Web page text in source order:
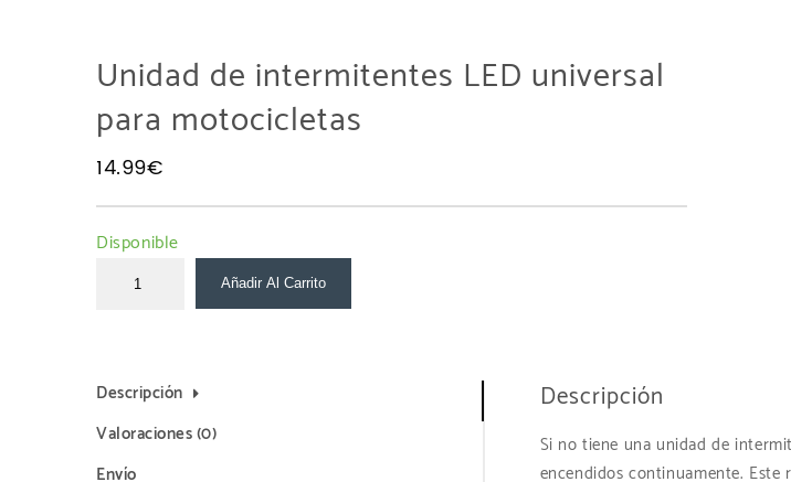
Unidad de intermitentes LED universal
para motocicletas
14.99€
Disponible
Añadir Al Carrito
Descripción
Valoraciones (0)
Envío
Descripción
Si no tiene una unidad de
encendidos continuamente.